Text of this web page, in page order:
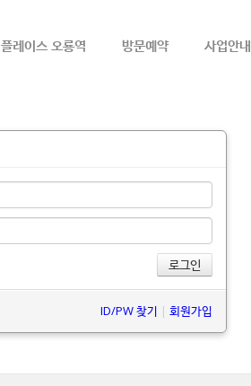
레이스 오룡역 방문예약 사업안내
ID/PW 찾기 | 회원가입